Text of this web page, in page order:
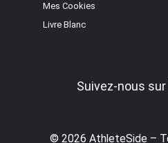
Mes Cookies
Livre Blanc
Suivez-nous
© 2026 AthleteSide –